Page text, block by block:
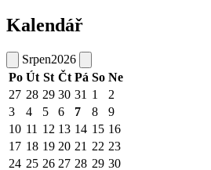
Kalendář
Srpen2026
Po Út St Čt Pá So Ne
27 28 29 30 31 1
2
3
4 5 6 7 8
9
10 11 12 13 14 15 16
17 18 19 20 21 22 23
24 25 26 27 28 29 30